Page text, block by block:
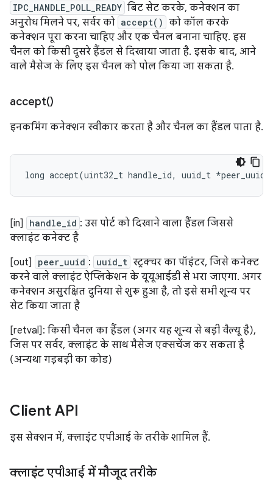
IPC_HANDLE_POLL_READY बिट सेट करके, कनेक्शन का
अनुरोध मिलने पर, सर्वर को accept() को कॉल करके
कनेक्शन पूरा करना चाहिए और एक चैनल बनाना चाहिए. इस
चैनल को किसी दूसरे हैंडल से दिखाया जाता है. इसके बाद, आने
वाले मैसेज के लिए इस चैनल को पोल किया जा सकता है.
accept()
इनकमिंग कनेक्शन स्वीकार करता है और चैनल का हैंडल पाता है.
long accept(uint32_t handle_id, uuid_t *peer_uuid
[in] handle_id : उस पोर्ट को दिखाने वाला हैंडल जिससे
क्लाइंट कनेक्ट है
[out]
peer_uuid : uuid_t स्ट्रक्चर का पॉइंटर, जिसे कनेक्ट
करने वाले क्लाइंट ऐप्लिकेशन के यूयूआईडी से भरा जाएगा. अगर
कनेक्शन असुरक्षित दुनिया से शुरू हुआ है, तो इसे सभी शून्य पर
सेट किया जाता है
[retval]: किसी चैनल का हैंडल (अगर यह शून्य से बड़ी वैल्यू है),
जिस पर सर्वर, क्लाइंट के साथ मैसेज एक्सचेंज कर सकता है
(अन्यथा गड़बड़ी का कोड)
Client API
इस सेक्शन में, क्लाइंट एपीआई के तरीके शामिल हैं.
क्लाइंट एपीआई में मौजूद तरीके